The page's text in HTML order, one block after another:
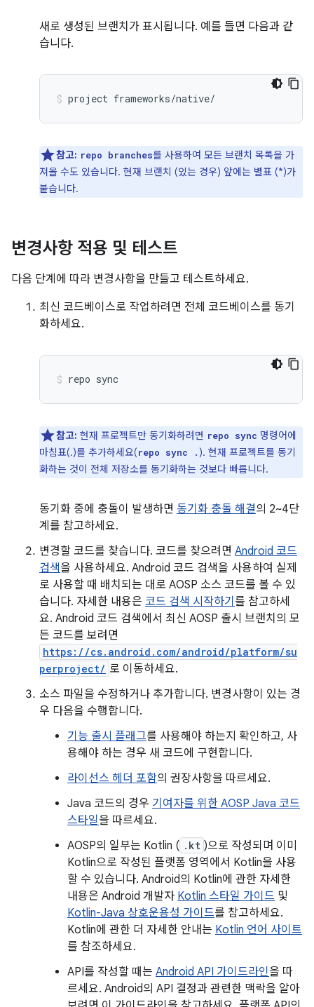
새로 생성된 브랜치가 표시됩니다. 예를 들면 다음과 같
습니다.
project frameworks/native/
참고: repo branches를 사용하여 모든 브랜치 목록을 가
져올 수도 있습니다. 현재 브랜치 (있는 경우) 앞에는 별표 (*)가
붙습니다.
변경사항 적용 및 테스트
다음 단계에 따라 변경사항을 만들고 테스트하세요.
최신 코드베이스로 작업하려면 전체 코드베이스를 동기
화하세요.
repo sync
참고: 현재 프로젝트만 동기화하려면 repo sync 명령어에
마침표(.)를 추가하세요(repo sync . ). 현재 프로젝트를 동기
화하는 것이 전체 저장소를 동기화하는 것보다 빠릅니다.
동기화 중에 충돌이 발생하면 동기화 충돌 해결의 2~4단
계를 참고하세요.
변경할 코드를 찾습니다. 코드를 찾으려면 Android 코드
검색을 사용하세요. Android 코드 검색을 사용하여 실제
로 사용할 때 배치되는 대로 AOSP 소스 코드를 볼 수 있
습니다. 자세한 내용은 코드 검색 시작하기 를 참고하세
요. Android 코드 검색에서 최신 AOSP 출시 브랜치의 모
든 코드를 보려면
https://cs.android.com/android/platform/su
perproject/ 로 이동하세요.
소스 파일을 수정하거나 추가합니다. 변경사항이 있는 경
우 다음을 수행합니다.
기능 출시 플래그를 사용해야 하는지 확인하고, 사
용해야 하는 경우 새 코드에 구현합니다.
라이선스 헤더 포함의 권장사항을 따르세요.
Java 코드의 경우 기여자를 위한 AOSP Java 코드
스타일을 따르세요.
AOSP의 일부는 Kotlin ( .kt )으로 작성되며 이미
Kotlin으로 작성된 플랫폼 영역에서 Kotlin을 사용
할 수 있습니다. Android의 Kotlin에 관한 자세한
내용은 Android 개발자 Kotlin 스타일 가이드 및
Kotlin-Java 상호운용성 가이드를 참고하세요.
Kotlin에 관한 더 자세한 안내는 Kotlin 언어 사이트
를 참조하세요.
API를 작성할 때는 Android API 가이드라인을 따
르세요. Android의 API 결정과 관련한 맥락을 알아